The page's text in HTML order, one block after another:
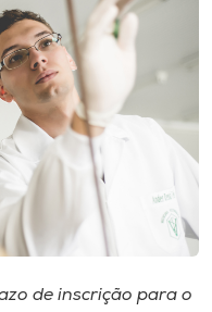
de inscrição para o